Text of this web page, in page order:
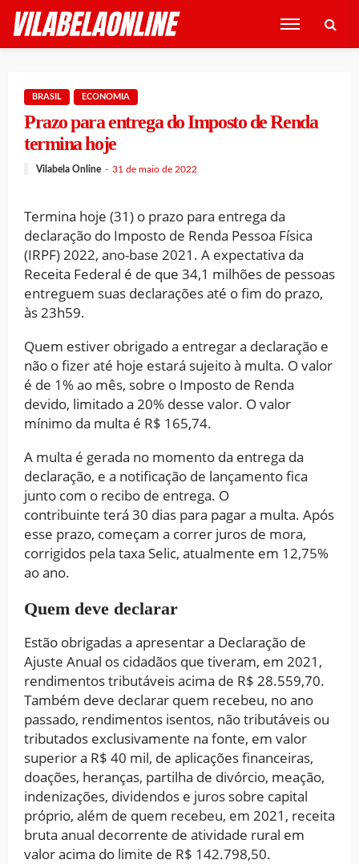
BRASIL ECONOMIA
Prazo para entrega do Imposto de Renda
termina hoje
Vilabela Online 31 de maio de 2022
Termina hoje (31) o prazo para entrega da
declaração do Imposto de Renda Pessoa Física
(IRPF) 2022, ano-base 2021. A expectativa da
Receita Federal é de que 34,1 milhões de pessoas
entreguem suas declarações até o fim do prazo,
às 23h59.
Quem estiver obrigado a entregar a declaração e
não o fizer até hoje estará sujeito à multa. O valor
é de 1% ao mês, sobre o Imposto de Renda
devido, limitado a 20% desse valor. O valor
mínimo da multa é R$ 165,74.
A multa é gerada no momento da entrega da
declaração, e a notificação de lançamento fica
junto com o recibo de entrega. O
contribuinte terá 30 dias para pagar a multa. Após
esse prazo, começam a correr juros de mora,
corrigidos pela taxa Selic, atualmente em 12,75%
ao ano.
Quem deve declarar
Estão obrigadas a apresentar a Declaração de
Ajuste Anual os cidadãos que tiveram, em 2021,
rendimentos tributáveis acima de R$ 28.559,70.
Também deve declarar quem recebeu, no ano
passado, rendimentos isentos, não tributáveis ou
tributados exclusivamente na fonte, em valor
superior a R$ 40 mil, de aplicações financeiras,
doações, heranças, partilha de divórcio, meação,
indenizações, dividendos e juros sobre capital
próprio, além de quem recebeu, em 2021, receita
bruta anual decorrente de atividade rural em
valor acima do limite de R$ 142.798,50.